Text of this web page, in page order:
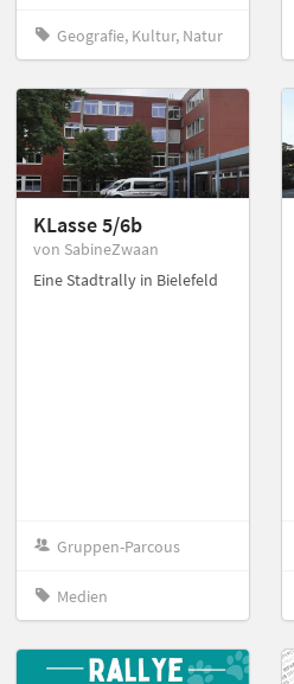
Geografie, Kultur, Natur
KLasse 5/6b
von SabineZwaan
Eine Stadtrally in Bielefeld
Gruppen-Parcous
Medien